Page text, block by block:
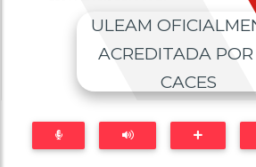
ULEAM
ACREDITADA
CACES